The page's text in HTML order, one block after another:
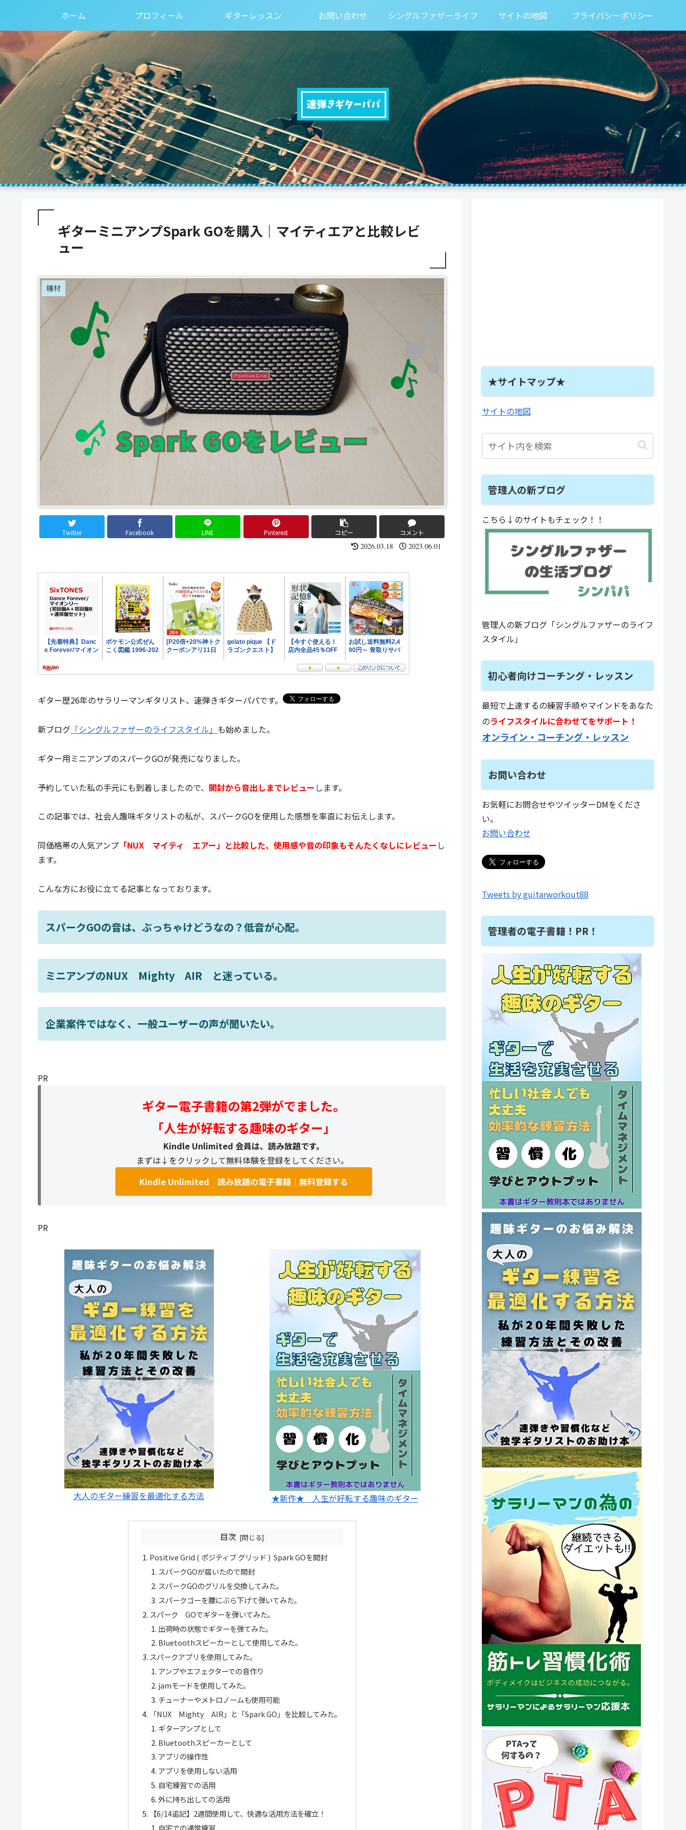
ホーム プロフィール ギターレッスン お問い合わせ シングルファザーライフ サイトの地図 プライバシーポリシー
ギターミニアンプSpark GOを購入｜マイティエアと比較レビ
ュー
機材
Twitter Facebook LINE Pinterest コピー コメント
2026.03.18 2023.06.01
ギター歴26年のサラリーマンギタリスト、速弾きギターパパです。
新ブログ 「シングルファザーのライフスタイル」 も始めました。
ギター用ミニアンプのスパークGOが発売になりました。
予約していた私の手元にも到着しましたので、 開封から音出しまでレビュー します。
この記事では、社会人趣味ギタリストの私が、スパークGOを使用した感想を率直にお伝えします。
同価格帯の人気アンプ 「NUX マイティ エアー」と比較した、使用感や音の印象もそんたくなしにレビュー し
ます。
こんな方にお役に立てる記事となっております。
スパークGOの音は、ぶっちゃけどうなの？低音が心配。
ミニアンプのNUX Mighty AIR と迷っている。
企業案件ではなく、一般ユーザーの声が聞いたい。
PR
ギター電子書籍の第2弾がでました。
「人生が好転する趣味のギター」
Kindle Unlimited 会員は、読み放題です。
まずは↓をクリックして無料体験を登録をしてください。
Kindle Unlimited 読み放題の電子書籍｜無料登録する
PR
大人のギター練習を最適化する方法 ★新作★ 人生が好転する趣味のギター
目次
Positive Grid ( ポジティブ グリッド ) Spark GOを開封
スパークGOが届いたので開封
スパークGOのグリルを交換してみた。
スパークゴーを腰にぶら下げて弾いてみた。
スパーク GOでギターを弾いてみた。
出荷時の状態でギターを弾てみた。
Bluetoothスピーカーとして使用してみた。
スパークアプリを使用してみた。
アンプやエフェクターでの音作り
jamモードを使用してみた。
チューナーやメトロノームも使用可能
「NUX Mighty AIR」と「Spark GO」を比較してみた。
ギターアンプとして
Bluetoothスピーカーとして
アプリの操作性
アプリを使用しない活用
自宅練習での活用
外に持ち出しての活用
【6/14追記】2週間使用して、快適な活用方法を確立！
自宅での通常練習
★サイトマップ★
サイトの地図
管理人の新ブログ
こちら↓のサイトもチェック！！
管理人の新ブログ「シングルファザーのライフ
スタイル」
初心者向けコーチング・レッスン
最短で上達するの練習手順やマインドをあなた
のライフスタイルに合わせてをサポート！
オンライン・コーチング・レッスン
お問い合わせ
お気軽にお問合せやツイッターDMをくださ
い。
お問い合わせ
Tweets by guitarworkout88
管理者の電子書籍！PR！